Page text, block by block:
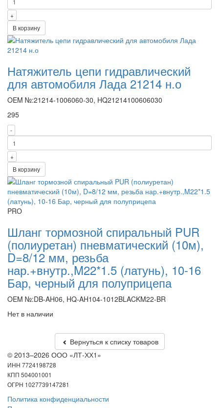
+
В корзину
Натяжитель цепи гидравлический
для автомобиля Лада 21214 н.о
OEM №:21214-1006060-30, HQ21214100606030
295
-
+
В корзину
PRO
Шланг тормозной спиральный PUR
(полиуретан) пневматический (10м),
D=8/12 мм, резьба
нар.+внутр.,M22*1.5 (латунь), 10-16
Бар, черный для полуприцепа
OEM №:DB-AH06, HQ-AH104-1012BLACKM22-BR
Нет в наличии
Вернуться к списку товаров
© 2013–2026 ООО «ЛТ-ХХ1»
ИНН 7724198728
КПП 504001001
ОГРН 1027739147281
Политика конфиденциальности